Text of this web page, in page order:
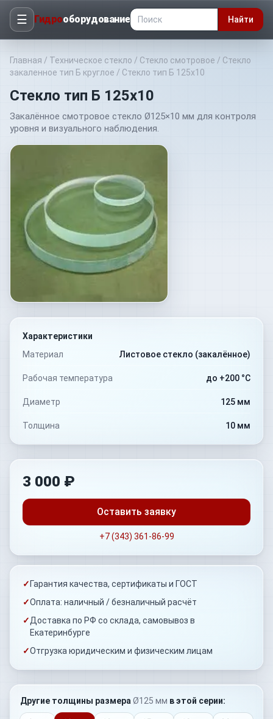
☰ Гидрооборудование Найти
Главная / Техническое стекло / Стекло смотровое / Стекло
закаленное тип Б круглое / Стекло тип Б 125х10
Стекло тип Б 125х10
Закалённое смотровое стекло Ø125×10 мм для контроля
уровня и визуального наблюдения.
Характеристики
Материал
Листовое стекло (закалённое)
Рабочая температура до +200 °C
Диаметр 125 мм
Толщина 10 мм
3 000 ₽
Оставить заявку
+7 (343) 361-86-99
✓ Гарантия качества, сертификаты и ГОСТ
✓Оплата: наличный / безналичный расчёт
✓Доставка по РФ со склада, самовывоз в
Екатеринбурге
✓Отгрузка юридическим и физическим лицам
Другие толщины размера Ø125 мм в этой серии: